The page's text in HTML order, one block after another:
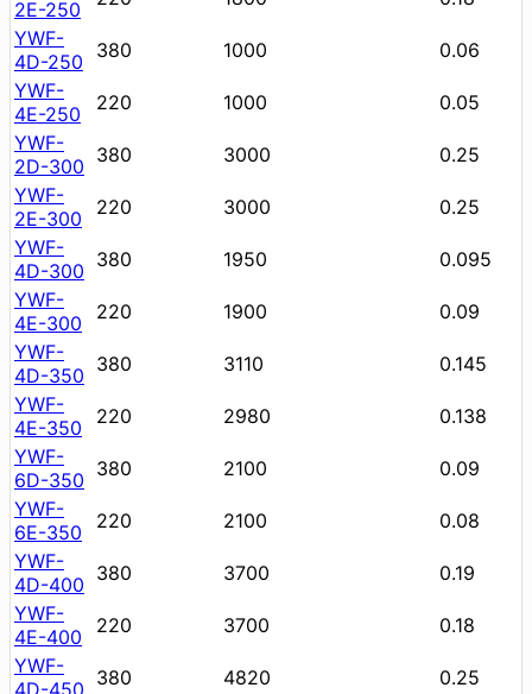
2E-250
YWF-
4D-250
380 1000
0.06
YWF-
4E-250
220 1000
0.05
YWF-
2D-300 380 3000
0.25
YWF-
2E-300
220 3000
0.25
YWF-
4D-300 380 1950
0.095
YWF-
4E-300
220 1900
0.09
YWF-
4D-350 380 3110
0.145
YWF-
4E-350
220 2980
0.138
YWF-
6D-350 380 2100
0.09
YWF-
6E-350
220 2100
0.08
YWF-
4D-400 380 3700
0.19
YWF-
4E-400
220 3700
0.18
YWF-
4D-450 380 4820
0.25